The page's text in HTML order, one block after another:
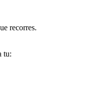
recorres.
tu: